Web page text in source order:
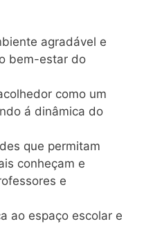
agradável e
bem-estar do
como um
á dinâmica do
que permitam
conheçam e
e
ao espaço escolar e